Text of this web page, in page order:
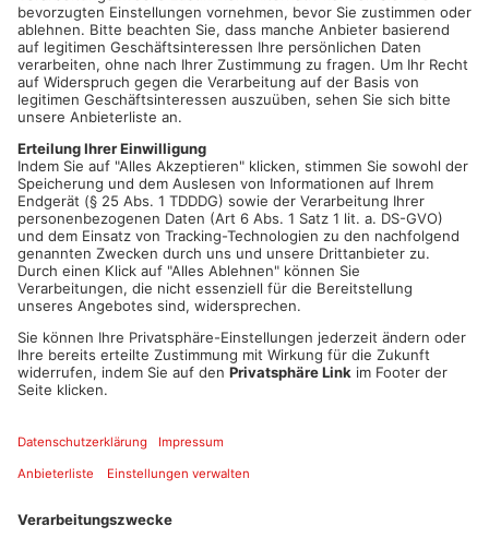
MÖMBRIS.In der Zeit von Donnerstagabend bis Freitagmittag
gelangten der oder die unbekannte Täter auf das
Vereinsgelände der SG Schimborn. Zunächst wurde versucht
unter massiver Gewalteinwirkung in ein Versorgungshäuschen
einzubrechen. Anschließend brachen der oder die Täter in die
Gaststätte ein. Entwendet wurde eine dort gelagerte Flex
sowie mehrere Hundert Euro Bargeld aus einem Schrank. Der
Sachschaden beläuft sich auf ca. 5000,- Euro. Der
Beuteschaden beträgt ca. 600,- Euro.
Die Polizeiinspektion Alzenau hat Ermittlungen wegen eines
besonders schweren Fall des Diebstahls aufgenommen.
Zeugen die Hinweise geben können werden gebeten sich bei
der Polizeiinspektion Alzenau unter der Telefonnummer
06023/944-130 zu melden.
Quelle: Polizei
Mehr zum Thema
Wolfgang Winter, Vorstand der SG Schimborn, sagte uns dazu ...